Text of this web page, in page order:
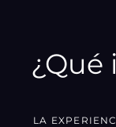
¿Qué
LA